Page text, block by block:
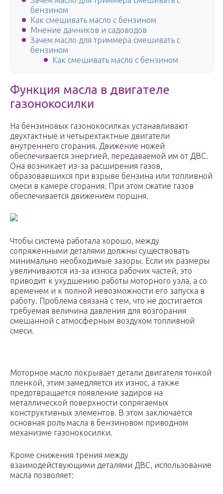
бензином
Как смешивать масло с бензином
Мнение дачников и садоводов
Зачем масло для триммера смешивать с
бензином
Как смешивать масло с бензином
Функция масла в двигателе
газонокосилки
На бензиновых газонокосилках устанавливают
двухтактные и четырехтактные двигатели
внутреннего сгорания. Движение ножей
обеспечивается энергией, передаваемой им от ДВС.
Она возникает из-за расширения газов,
образовавшихся при взрыве бензина или топливной
смеси в камере сгорания. При этом сжатие газов
обеспечивается движением поршня.
Чтобы система работала хорошо, между
сопряженными деталями должны существовать
минимально необходимые зазоры. Если их размеры
увеличиваются из-за износа рабочих частей, это
приводит к ухудшению работы моторного узла, а со
временем и к полной невозможности его запуска в
работу. Проблема связана с тем, что не достигается
требуемая величина давления для возгорания
смешанной с атмосферным воздухом топливной
смеси.
Моторное масло покрывает детали двигателя тонкой
пленкой, этим замедляется их износ, а также
предотвращается появление задиров на
металлической поверхности сопрягаемых
конструктивных элементов. В этом заключается
основная роль масла в бензиновом приводном
механизме газонокосилки.
Кроме снижения трения между
взаимодействующими деталями ДВС, использование
масла позволяет: